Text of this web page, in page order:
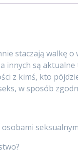
staczają walkę
innych są
z kimś, kto
w sposób